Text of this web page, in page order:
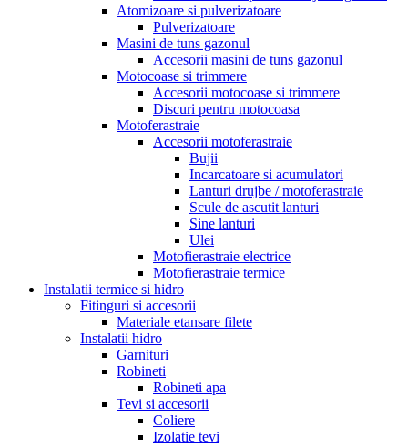
Atomizoare si pulverizatoare
Pulverizatoare
Masini de tuns gazonul
Accesorii masini de tuns gazonul
Motocoase si trimmere
Accesorii motocoase si trimmere
Discuri pentru motocoasa
Motoferastraie
Accesorii motoferastraie
Bujii
Incarcatoare si acumulatori
Lanturi drujbe / motoferastraie
Scule de ascutit lanturi
Sine lanturi
Ulei
Motofierastraie electrice
Motofierastraie termice
Instalatii termice si hidro
Fitinguri si accesorii
Materiale etansare filete
Instalatii hidro
Garnituri
Robineti
Robineti apa
Tevi si accesorii
Coliere
Izolatie tevi